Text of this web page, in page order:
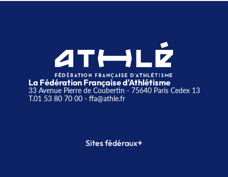
La Fédération Française d'Athlétisme
33 Avenue Pierre de Coubertin - 75640 Paris Cedex 13
T.01 53 80 70 00- ffa@athle.fr
Sites fédéraux+